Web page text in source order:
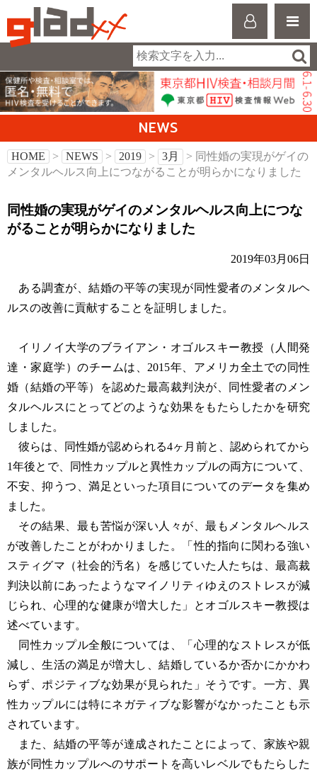
NEWS
HOME > NEWS > 2019 > 3月
> 同性婚の実現がゲイの
メンタルヘルス向上につながることが明らかになりました
同性婚の実現がゲイのメンタルヘルス向上につな
がることが明らかになりました
2019年03月06日
ある調査が、結婚の平等の実現が同性愛者のメンタルヘ
ルスの改善に貢献することを証明しました。
イリノイ大学のブライアン・オゴルスキー教授（人間発
達・家庭学）のチームは、2015年、アメリカ全土での同性
婚（結婚の平等）を認めた最高裁判決が、同性愛者のメン
タルヘルスにとってどのような効果をもたらしたかを研究
しました。
彼らは、同性婚が認められる4ヶ月前と、認められてから
1年後とで、同性カップルと異性カップルの両方について、
不安、抑うつ、満足といった項目についてのデータを集め
ました。
その結果、最も苦悩が深い人々が、最もメンタルヘルス
が改善したことがわかりました。「性的指向に関わる強い
スティグマ（社会的汚名）を感じていた人たちは、最高裁
判決以前にあったようなマイノリティゆえのストレスが減
じられ、心理的な健康が増大した」とオゴルスキー教授は
述べています。
同性カップル全般については、「心理的なストレスが低
減し、生活の満足が増大し、結婚しているか否かにかかわ
らず、ポジティブな効果が見られた」そうです。一方、異
性カップルには特にネガティブな影響がなかったことも示
されています。
また、結婚の平等が達成されたことによって、家族や親
族が同性カップルへのサポートを高いレベルでもたらした